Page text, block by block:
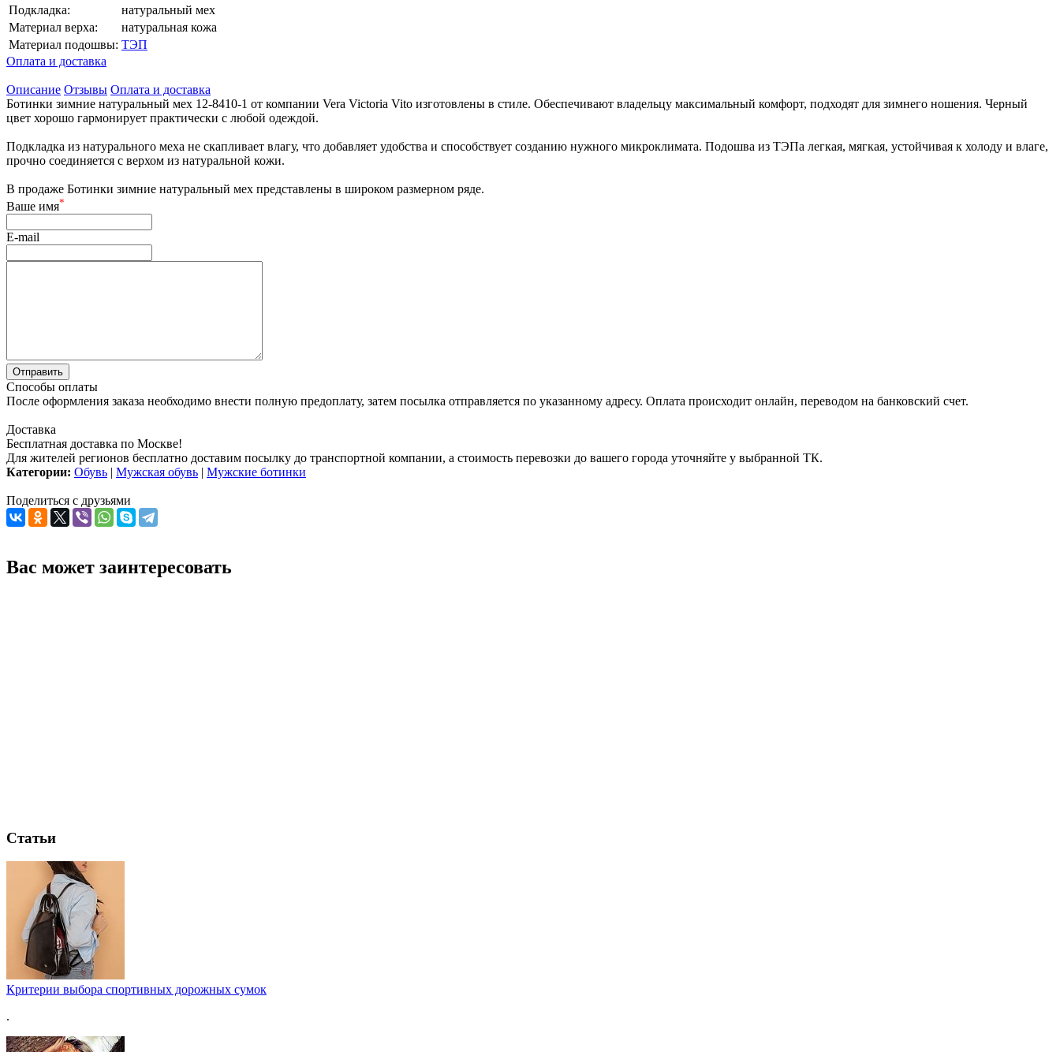
Подкладка:
натуральный мех
Материал верха:
натуральная кожа
Материал подошвы: ТЭП
Оплата и доставка
Описание Отзывы Оплата и доставка
Ботинки зимние натуральный мех 12-8410-1 от компании Vera Victoria Vito изготовлены в стиле. Обеспечивают владельцу максимальный комфорт, подходят для зимнего ношения. Черный
цвет хорошо гармонирует практически с любой одеждой.
Подкладка из натурального меха не скапливает влагу, что добавляет удобства и способствует созданию нужного микроклимата. Подошва из ТЭПа легкая, мягкая, устойчивая к холоду и влаге,
прочно соединяется с верхом из натуральной кожи.
В продаже Ботинки зимние натуральный мех представлены в широком размерном ряде.
Ваше имя*
E-mail
Способы оплаты
После оформления заказа необходимо внести полную предоплату, затем посылка отправляется по указанному адресу. Оплата происходит онлайн, переводом на банковский счет.
Доставка
Бесплатная доставка по Москве!
Для жителей регионов бесплатно доставим посылку до транспортной компании, а стоимость перевозки до вашего города уточняйте у выбранной ТК.
Категории: Обувь | Мужская обувь | Мужские ботинки
Поделиться с друзьями
Вас может заинтересовать
Статьи
Критерии выбора спортивных дорожных сумок
.